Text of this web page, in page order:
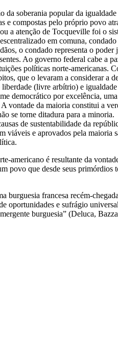
soberania popular da
e compostas pelo próprio povo
a atenção de Tocqueville foi o
em comuna,
o condado representa o
Ao governo federal cabe a
políticas norte-americanas.
que o levaram a considerar
(livre arbítrio) e
democrático por excelência,
vontade da maioria constitui a
se torne ditadura para a minoria.
de sustentabilidade da
viáveis e aprovados pela
americano é resultante da
povo que desde seus
burguesia francesa recém-
oportunidades e sufrágio
burguesia” (Deluca,